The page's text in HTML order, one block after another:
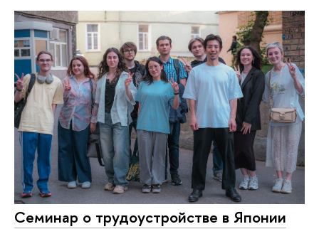
Семинар о трудоустройстве в Японии